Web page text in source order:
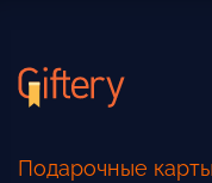
Подарочные карты